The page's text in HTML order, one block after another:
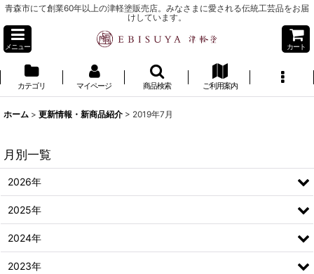
青森市にて創業60年以上の津軽塗販売店。みなさまに愛される伝統工芸品をお届
けしています。
メニュー カート
カテゴリ マイページ 商品検索 ご利用案内
ホーム > 更新情報・新商品紹介 > 2019年7月
月別一覧
2026年
2025年
2024年
2023年